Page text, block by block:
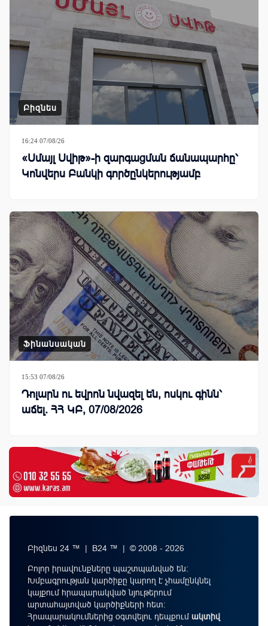
Բիզնես
16:24 07/08/26
«Սմայլ Սվիթ»-ի զարգացման ճանապարհը՝
Կոնվերս Բանկի գործընկերությամբ
Ֆինանսական
15:53 07/08/26
Դոլարն ու եվրոն նվազել են, ոսկու գինն՝
աճել. ՀՀ ԿԲ, 07/08/2026
Բիզնես 24 ™ | B24 ™ | © 2008 - 2026
Բոլոր իրավունքները պաշտպանված են:
Խմբագրության կարծիքը կարող է չհամընկնել
կայքում հրապարակված նյութերում
արտահայտված կարծիքների հետ:
Հրապարակումներից օգտվելու դեպքումակտիվ